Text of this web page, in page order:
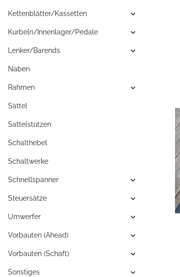
Kettenblätter/Kassetten
Kurbeln/Innenlager/Pedale
Lenker/Barends
Naben
Rahmen
Sättel
Sattelstützen
Schalthebel
Schaltwerke
Schnellspanner
Steuersätze
Umwerfer
Vorbauten (Ahead)
Vorbauten (Schaft)
Sonstiges